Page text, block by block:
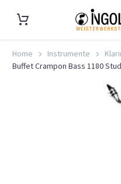
Home Instrumente
Buffet Crampon Bass 1180